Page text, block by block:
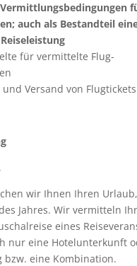
auch als Bestandteil
für vermittelte Flug-
Versand von Flugtickets
wir Ihnen Ihren
Jahres. Wir vermitteln
eines
nur eine Hotelunterkunft
bzw. eine Kombination.